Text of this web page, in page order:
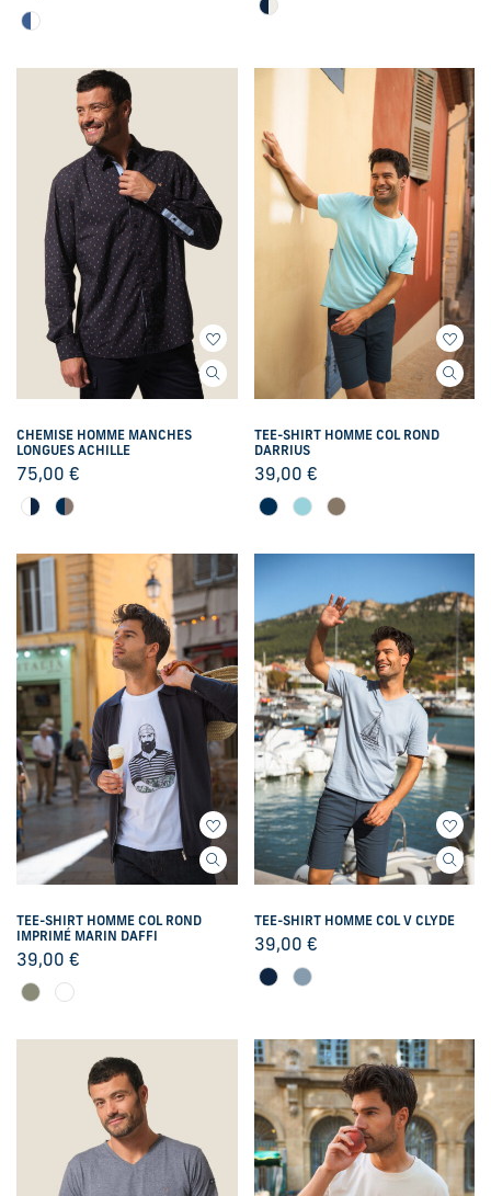
CHEMISE HOMME MANCHES
LONGUES ACHILLE
75,00 €
TEE-SHIRT HOMME COL ROND
DARRIUS
39,00 €
TEE-SHIRT HOMME COL ROND
IMPRIMÉ MARIN DAFFI
39,00 €
TEE-SHIRT HOMME COL V CLYDE
39,00 €